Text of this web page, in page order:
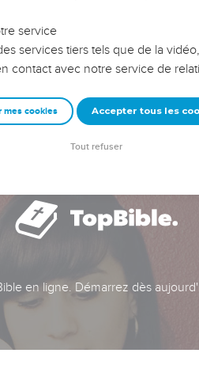
reviennent sur les erreurs
de sagesse afin que leurs erreurs
un groupe ou une famille,
en ligne. Démarrez dès
service
services tiers tels que de la
contact avec notre service de
mes cookies Accepter tous les
Tout refuser